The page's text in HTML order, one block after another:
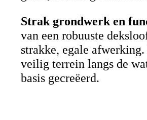
Strak grondwerk en
van een robuuste
strakke, egale
veilig terrein langs de
basis gecreëerd.